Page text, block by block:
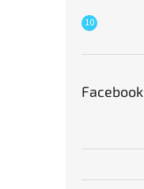
Facebook